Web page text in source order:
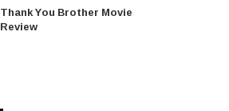
Thank You Brother Movie
Review